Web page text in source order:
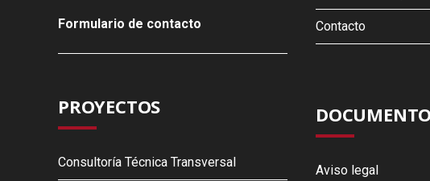
Formulario de contacto
PROYECTOS
Consultoría Técnica Transversal
Contacto
Aviso legal